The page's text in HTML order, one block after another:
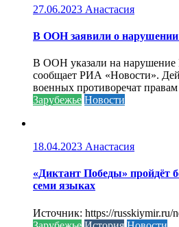
27.06.2023 Анастасия
В ООН заявили о нарушении
В ООН указали на нарушение
сообщает РИА «Новости».
военных противоречат правам
Зарубежье Новости
18.04.2023 Анастасия
«Диктант Победы» пройдёт
семи языках
Источник: https://russkiymir.ru/